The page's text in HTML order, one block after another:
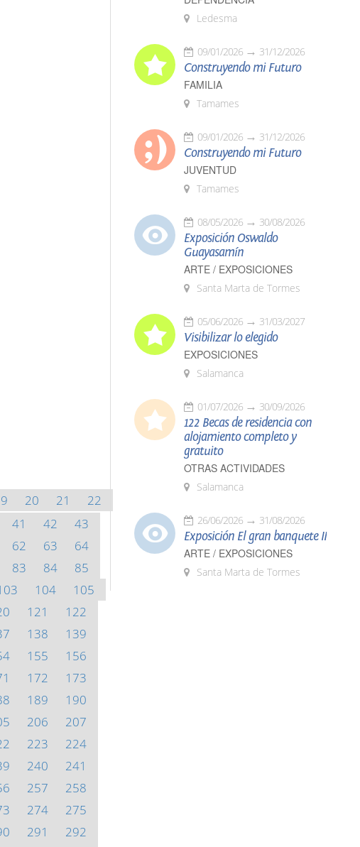
20 21
22
41 42
43
62 63
64
83 84
85
104
105
121
122
138
139
155
156
172
173
189
190
206
207
223
224
240
241
257
258
274
275
291
292
Ledesma
09/01/2026 31/12/2026
Construyendo mi Futuro
FAMILIA
Tamames
09/01/2026 31/12/2026
Construyendo mi Futuro
JUVENTUD
Tamames
08/05/2026 30/08/2026
Exposición Oswaldo
Guayasamín
ARTE / EXPOSICIONES
Santa Marta de Tormes
05/06/2026 31/03/2027
Visibilizar lo elegido
EXPOSICIONES
Salamanca
01/07/2026 30/09/2026
122 Becas de residencia con
alojamiento completo y
gratuito
OTRAS ACTIVIDADES
Salamanca
26/06/2026 31/08/2026
Exposición El gran banquete II
ARTE / EXPOSICIONES
Santa Marta de Tormes